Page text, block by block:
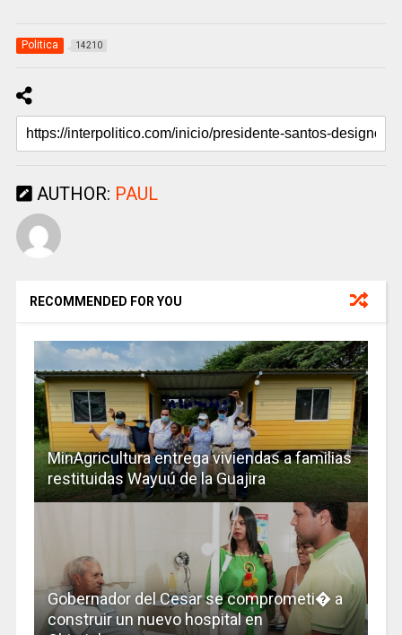
Politica 14210
AUTHOR: PAUL
RECOMMENDED FOR YOU
MinAgricultura entrega viviendas a familias
restituidas Wayuú de la Guajira
Gobernador del Cesar se comprometi� a
construir un nuevo hospital en